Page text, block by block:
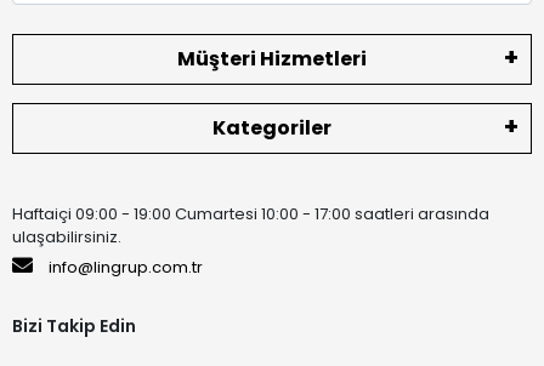
Müşteri Hizmetleri
Kategoriler
Haftaiçi 09:00 - 19:00 Cumartesi 10:00 - 17:00 saatleri arasında
ulaşabilirsiniz.
info@lingrup.com.tr
Bizi Takip Edin